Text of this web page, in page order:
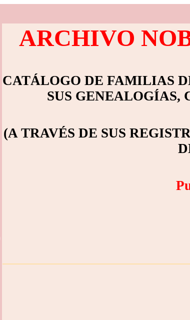
ARCHIVO
CATÁLOGO DE FAMILIAS
SUS GENEALOGÍAS,
(A TRAVÉS DE SUS